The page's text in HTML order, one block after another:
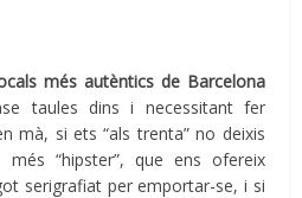
més autèntics de Barcelona
taules dins i necessitant fer
mà, si ets “als trenta” no deixis
“hipster”, que ens ofereix
serigrafiat per emportar-se, i si